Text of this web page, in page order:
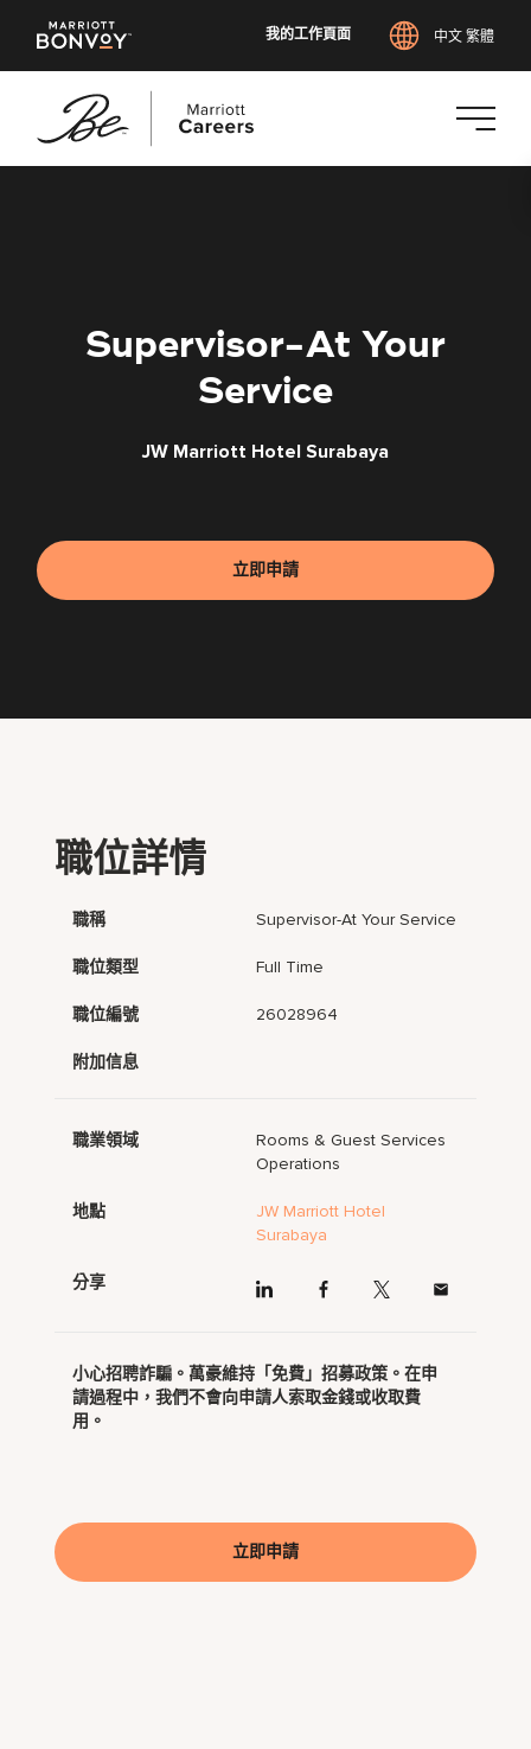
我的工作頁面 中文 繁體
Supervisor-At Your
Service
JW Marriott Hotel Surabaya
立即申請
職位詳情
職稱 Supervisor-At Your Service
職位類型 Full Time
職位編號 26028964
附加信息
職業領域
Rooms & Guest Services
Operations
地點
JW Marriott Hotel
Surabaya
分享
小心招聘詐騙。萬豪維持「免費」招募政策。在申
請過程中，我們不會向申請人索取金錢或收取費
用。
立即申請